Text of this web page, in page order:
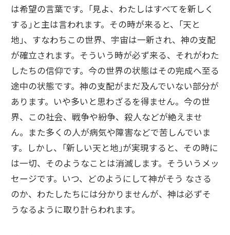
は希望の言葉です。｢見よ、わたしはすべてを新しく
する｣と主は言われます。その時が来ると、｢天と
地｣、すなわちこの世界、宇宙は一新され、神の支配
が確立されます。そういう時が必ず来る、それがわた
したちの信仰です。今の世界の状態はその完成へ至る
途中の状態です。神の支配がまだ及んでいない部分が
あります。いや多いと思わざるを得ません。今の世
界、この社会、戦争や紛争、殺人などが絶えませ
ん。また多くの人が病気や障害などで苦しんでいま
す。しかし、｢新しい天と地｣が実現すると、その時に
は一切、そのようなことは消滅します。そういうメッ
セージです。いつ、どのようにして神がそう なさる
のか、わたしたちには分かりませんが、神は必ずそ
うなるように取り計らわれます。